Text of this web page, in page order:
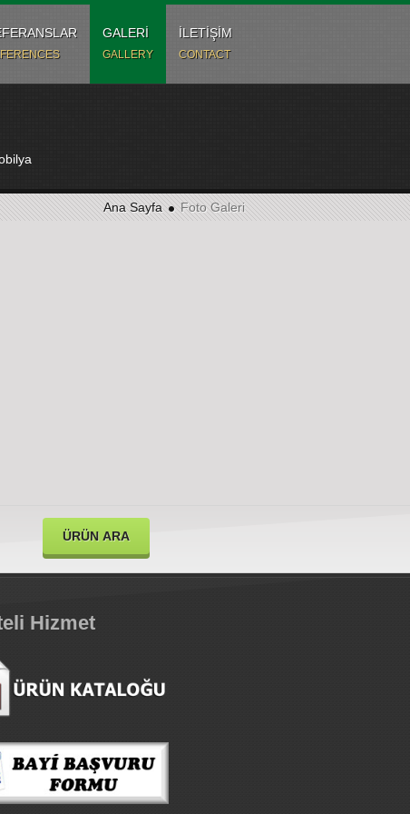
GALERİ
GALLERY
İLETİŞİM
CONTACT
Ana Sayfa Foto Galeri
Hizmet